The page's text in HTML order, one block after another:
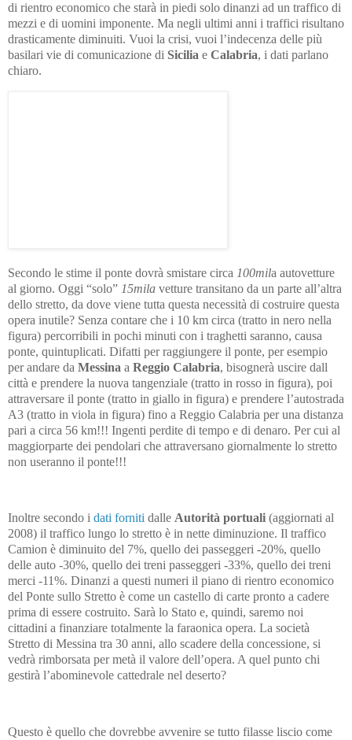
di rientro economico che starà in piedi solo dinanzi ad un traffico di
mezzi e di uomini imponente. Ma negli ultimi anni i traffici risultano
drasticamente diminuiti. Vuoi la crisi, vuoi l’indecenza delle più
basilari vie di comunicazione di Sicilia e Calabria, i dati parlano
chiaro.
Secondo le stime il ponte dovrà smistare circa 100mila autovetture
al giorno. Oggi “solo” 15mila vetture transitano da un parte all’altra
dello stretto, da dove viene tutta questa necessità di costruire questa
opera inutile? Senza contare che i 10 km circa (tratto in nero nella
figura) percorribili in pochi minuti con i traghetti saranno, causa
ponte, quintuplicati. Difatti per raggiungere il ponte, per esempio
per andare da Messina a Reggio Calabria, bisognerà uscire dall
città e prendere la nuova tangenziale (tratto in rosso in figura), poi
attraversare il ponte (tratto in giallo in figura) e prendere l’autostrada
A3 (tratto in viola in figura) fino a Reggio Calabria per una distanza
pari a circa 56 km!!! Ingenti perdite di tempo e di denaro. Per cui al
maggiorparte dei pendolari che attraversano giornalmente lo stretto
non useranno il ponte!!!
Inoltre secondo i dati forniti dalle Autorità portuali (aggiornati al
2008) il traffico lungo lo stretto è in nette diminuzione. Il traffico
Camion è diminuito del 7%, quello dei passeggeri -20%, quello
delle auto -30%, quello dei treni passeggeri -33%, quello dei treni
merci -11%. Dinanzi a questi numeri il piano di rientro economico
del Ponte sullo Stretto è come un castello di carte pronto a cadere
prima di essere costruito. Sarà lo Stato e, quindi, saremo noi
cittadini a finanziare totalmente la faraonica opera. La società
Stretto di Messina tra 30 anni, allo scadere della concessione, si
vedrà rimborsata per metà il valore dell’opera. A quel punto chi
gestirà l’abominevole cattedrale nel deserto?
Questo è quello che dovrebbe avvenire se tutto filasse liscio come